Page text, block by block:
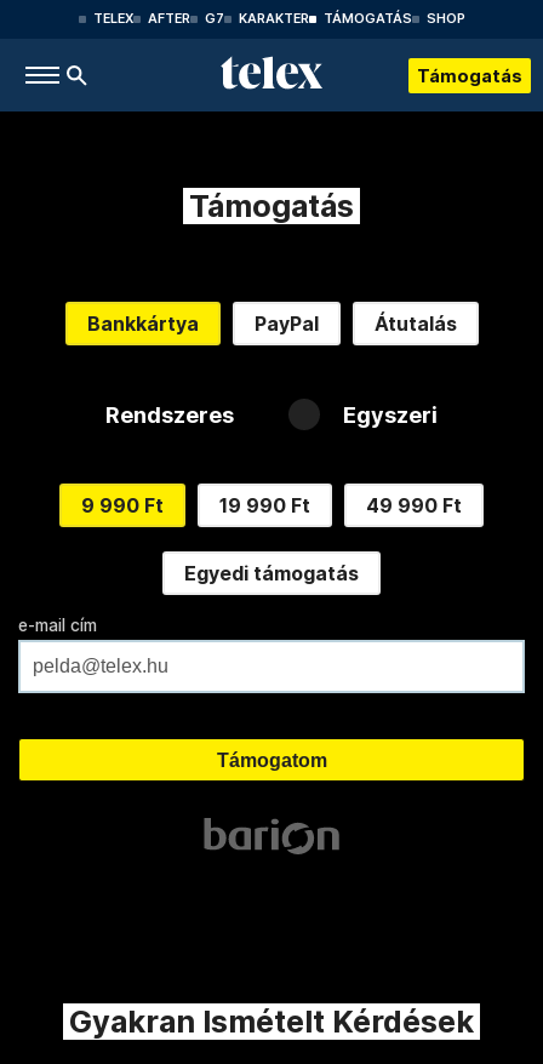
TELEX AFTER G7 KARAKTER TÁMOGATÁS SHOP
Támogatás
Támogatás
Bankkártya PayPal Átutalás
Rendszeres Egyszeri
9 990 Ft 19 990 Ft 49 990 Ft
Egyedi támogatás
e-mail cím
Gyakran Ismételt Kérdések